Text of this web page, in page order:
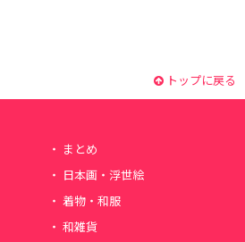
トップに戻る
まとめ
日本画・浮世絵
着物・和服
和雑貨